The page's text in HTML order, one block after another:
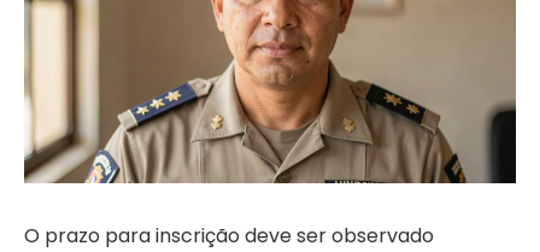
O prazo para inscrição deve ser observado